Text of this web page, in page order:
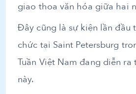
giao thoa văn hóa giữa hai
Đây cũng là sự kiện lần đầu
chức tại Saint Petersburg
Tuần Việt Nam đang diễn
này.